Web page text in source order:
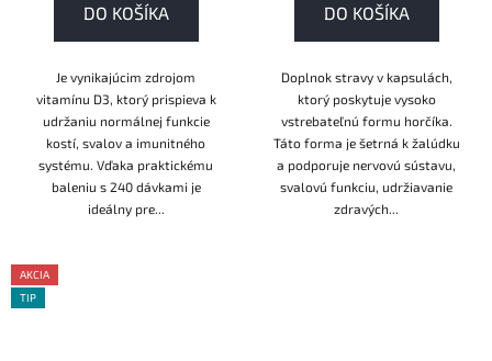
DO KOŠÍKA
Je vynikajúcim zdrojom
vitamínu D3, ktorý prispieva k
udržaniu normálnej funkcie
kostí, svalov a imunitného
systému. Vďaka praktickému
baleniu s 240 dávkami je
ideálny pre...
DO KOŠÍKA
Doplnok stravy v kapsulách,
ktorý poskytuje vysoko
vstrebateľnú formu horčíka.
Táto forma je šetrná k žalúdku
a podporuje nervovú sústavu,
svalovú funkciu, udržiavanie
zdravých...
AKCIA
TIP